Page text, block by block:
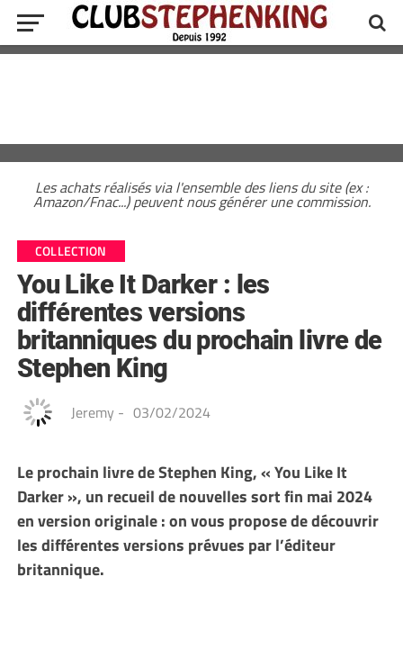
Les achats réalisés via l'ensemble des liens du site (ex :
Amazon/Fnac...) peuvent nous générer une commission.
COLLECTION
You Like It Darker : les
différentes versions
britanniques du prochain livre de
Stephen King
Jeremy - 03/02/2024
Le prochain livre de Stephen King, « You Like It
Darker », un recueil de nouvelles sort fin mai 2024
en version originale : on vous propose de découvrir
les différentes versions prévues par l’éditeur
britannique.